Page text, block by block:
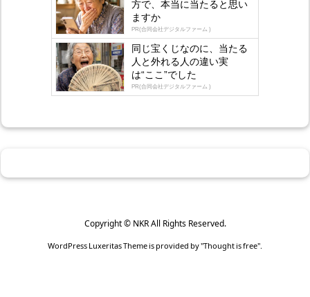
方で、本当に当たると思い
ますか
PR(合同会社デジタルファーム )
同じ宝くじなのに、当たる
人と外れる人の違い実
は“ここ”でした
PR(合同会社デジタルファーム )
Copyright © NKRAll Rights Reserved.
WordPress Luxeritas Theme is provided by "Thought is free".